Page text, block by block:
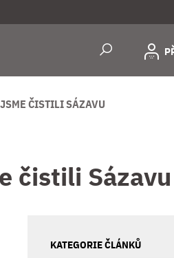
ČISTILI SÁZAVU
čistili Sázavu
KATEGORIE ČLÁNKŮ